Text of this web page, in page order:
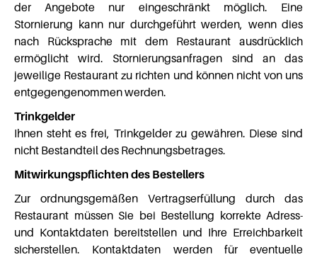
der Angebote nur eingeschränkt möglich. Eine
Stornierung kann nur durchgeführt werden, wenn dies
nach Rücksprache mit dem Restaurant ausdrücklich
ermöglicht wird. Stornierungsanfragen sind an das
jeweilige Restaurant zu richten und können nicht von uns
entgegengenommen werden.
Trinkgelder
Ihnen steht es frei, Trinkgelder zu gewähren. Diese sind
nicht Bestandteil des Rechnungsbetrages.
Mitwirkungspflichten des Bestellers
Zur ordnungsgemäßen Vertragserfüllung durch das
Restaurant müssen Sie bei Bestellung korrekte Adress-
und Kontaktdaten bereitstellen und Ihre Erreichbarkeit
sicherstellen. Kontaktdaten werden für eventuelle